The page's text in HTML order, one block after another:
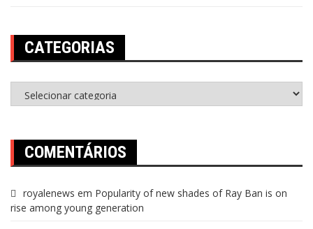
CATEGORIAS
COMENTÁRIOS
royalenews em Popularity of new shades of Ray Ban is on
rise among young generation